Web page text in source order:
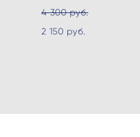
4 300 pуб.
2 150 pуб.